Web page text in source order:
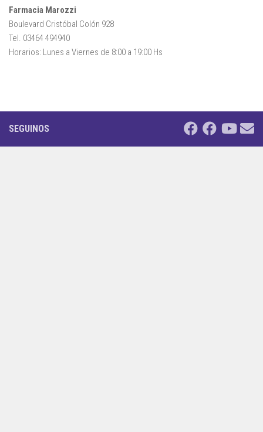
Farmacia Marozzi
Boulevard Cristóbal Colón 928
Tel. 03464 494940
Horarios: Lunes a Viernes de 8:00 a 19:00 Hs
SEGUINOS